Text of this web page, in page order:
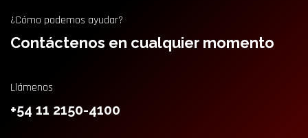
¿Cómo podemos ayudar?
Contáctenos en cualquier momento
Llámenos
+54 11 2150-4100